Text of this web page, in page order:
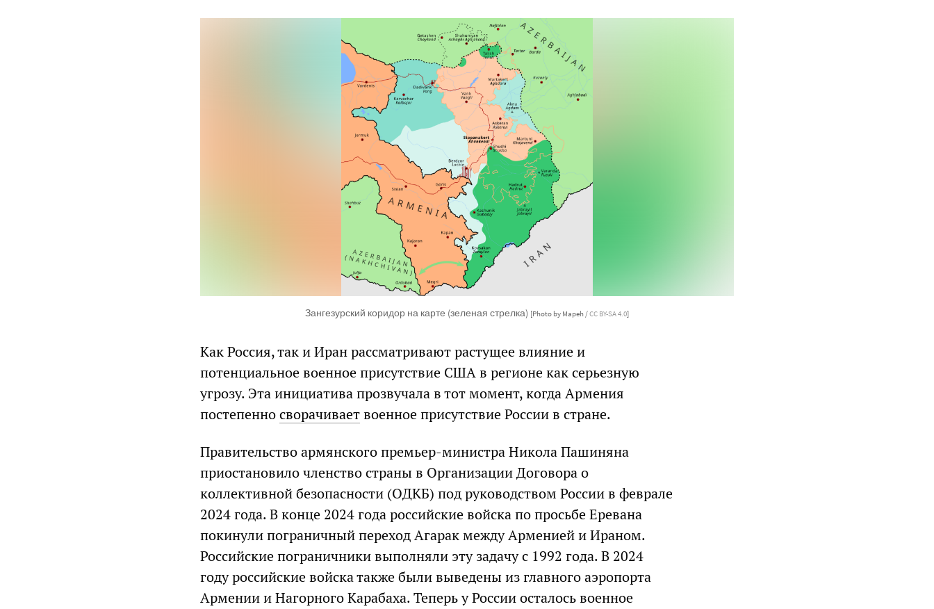
Зангезурский коридор на карте (зеленая стрелка) [Photo by Mapeh /CC BY-SA 4.0]
Как Россия, так и Иран рассматривают растущее влияние и
потенциальное военное присутствие США в регионе как серьезную
угрозу. Эта инициатива прозвучала в тот момент, когда Армения
постепенносворачиваетвоенное присутствие России в стране.
Правительство армянского премьер-министра Никола Пашиняна
приостановило членство страны в Организации Договора о
коллективной безопасности (ОДКБ) под руководством России в феврале
2024 года. В конце 2024 года российские войска по просьбе Еревана
покинули пограничный переход Агарак между Арменией и Ираном.
Российские пограничники выполняли эту задачу с 1992 года. В 2024
году российские войска также были выведены из главного аэропорта
Армении и Нагорного Карабаха. Теперь у России осталось военное